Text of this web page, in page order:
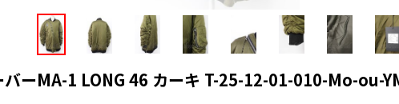
ーMA-1 LONG 46 カーキ T-25-12-01-010-Mo-ou-